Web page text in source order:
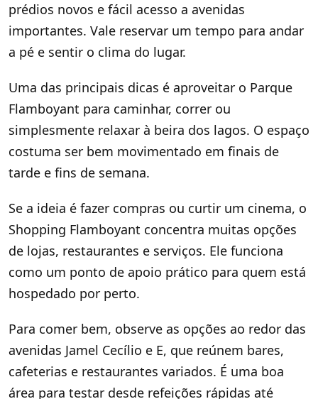
prédios novos e fácil acesso a avenidas
importantes. Vale reservar um tempo para andar
a pé e sentir o clima do lugar.
Uma das principais dicas é aproveitar o Parque
Flamboyant para caminhar, correr ou
simplesmente relaxar à beira dos lagos. O espaço
costuma ser bem movimentado em finais de
tarde e fins de semana.
Se a ideia é fazer compras ou curtir um cinema, o
Shopping Flamboyant concentra muitas opções
de lojas, restaurantes e serviços. Ele funciona
como um ponto de apoio prático para quem está
hospedado por perto.
Para comer bem, observe as opções ao redor das
avenidas Jamel Cecílio e E, que reúnem bares,
cafeterias e restaurantes variados. É uma boa
área para testar desde refeições rápidas até